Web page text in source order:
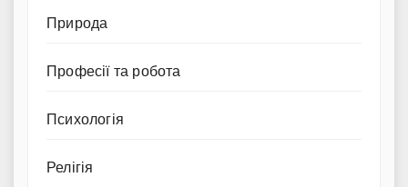
Природа
Професії та робота
Психологія
Релігія